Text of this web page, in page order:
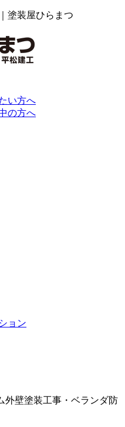
塗装屋ひらまつ
い方へ
の方へ
ョン
外壁塗装工事・ベランダ防